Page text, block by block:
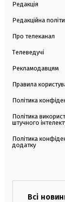
Редакція
Редакційна
Про телеканал
Телеведучі
Рекламодавцям
Правила
Політика
Політика
штучного
Політика
додатку
Всі